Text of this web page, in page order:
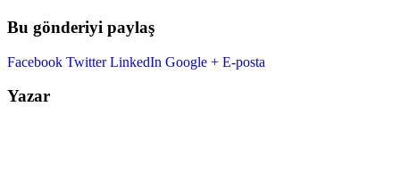
Bu gönderiyi paylaş
Facebook Twitter LinkedIn Google + E-posta
Yazar